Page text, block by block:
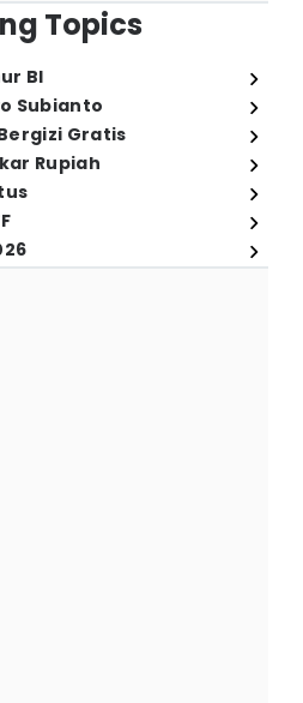
Topics
BI
Subianto
Gratis
Rupiah